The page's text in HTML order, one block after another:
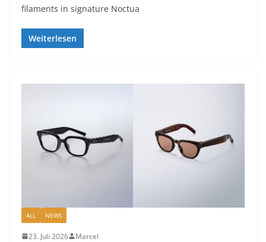
filaments in signature Noctua
Weiterlesen
ALL NEWS
23. Juli 2026 Marcel